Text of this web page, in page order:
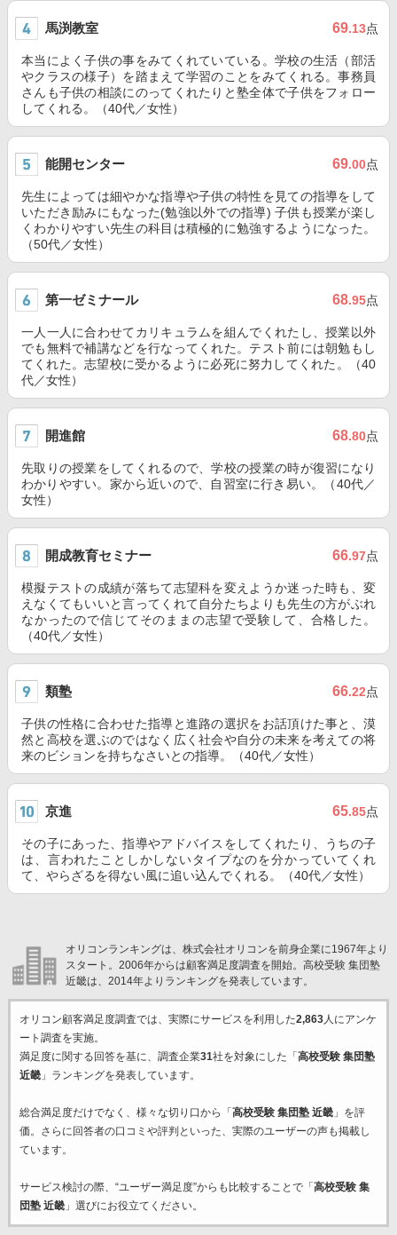
馬渕教室 69.13点
本当によく子供の事をみてくれていている。学校の生活（部活
やクラスの様子）を踏まえて学習のことをみてくれる。事務員
さんも子供の相談にのってくれたりと塾全体で子供をフォロー
してくれる。（40代／女性）
能開センター 69.00点
先生によっては細やかな指導や子供の特性を見ての指導をして
いただき励みにもなった(勉強以外での指導) 子供も授業が楽し
くわかりやすい先生の科目は積極的に勉強するようになった。
（50代／女性）
第一ゼミナール 68.95点
一人一人に合わせてカリキュラムを組んでくれたし、授業以外
でも無料で補講などを行なってくれた。テスト前には朝勉もし
てくれた。志望校に受かるように必死に努力してくれた。（40
代／女性）
開進館 68.80点
先取りの授業をしてくれるので、学校の授業の時が復習になり
わかりやすい。家から近いので、自習室に行き易い。（40代／
女性）
開成教育セミナー 66.97点
模擬テストの成績が落ちて志望科を変えようか迷った時も、変
えなくてもいいと言ってくれて自分たちよりも先生の方がぶれ
なかったので信じてそのままの志望で受験して、合格した。
（40代／女性）
類塾 66.22点
子供の性格に合わせた指導と進路の選択をお話頂けた事と、漠
然と高校を選ぶのではなく広く社会や自分の未来を考えての将
来のビションを持ちなさいとの指導。（40代／女性）
京進 65.85点
その子にあった、指導やアドバイスをしてくれたり、うちの子
は、言われたことしかしないタイプなのを分かっていてくれ
て、やらざるを得ない風に追い込んでくれる。（40代／女性）
オリコンランキングは、株式会社オリコンを前身企業に1967年より
スタート。2006年からは顧客満足度調査を開始。高校受験 集団塾
近畿は、2014年よりランキングを発表しています。
オリコン顧客満足度調査では、実際にサービスを利用した2,863人にアンケ
ート調査を実施。
満足度に関する回答を基に、調査企業31社を対象にした「 高校受験 集団塾
近畿」ランキングを発表しています。
総合満足度だけでなく、様々な切り口から「 高校受験 集団塾 近畿」を評
価。さらに回答者の口コミや評判といった、実際のユーザーの声も掲載し
ています。
サービス検討の際、“ユーザー満足度”からも比較することで「 高校受験 集
団塾 近畿」選びにお役立てください。